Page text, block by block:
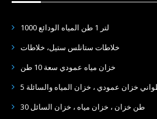
1000 لتر 1 طن المياه الودائع
خلاطات ستانلس ستيل، خلاطات
خزان مياه عمودي سعة 10 طن
خزان عمودي ، خزان المياه والسائلة
30 طن خزان ، خزان مياه ، خزان السائل